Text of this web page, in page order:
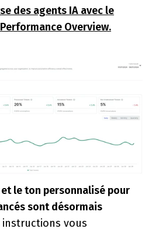
des agents IA avec le
Overview.
le ton personnalisé pour
sont désormais
instructions vous